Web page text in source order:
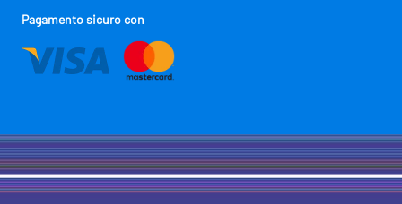
Pagamento sicuro con